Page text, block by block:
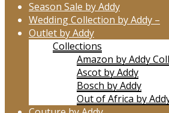
Season Sale by Addy
Wedding Collection by Addy –
Outlet by Addy
Collections
Amazon by Addy
Ascot by Addy
Bosch by Addy
Out of Africa by